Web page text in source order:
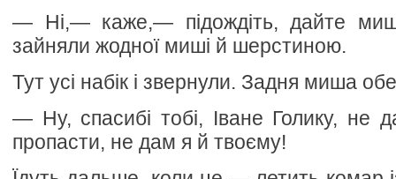
— Ні,— каже,— підождіть, дайте
зайняли жодної миші й шерстиною.
Тут усі набік і звернули. Задня миша
— Ну, спасибі тобі, Іване Голику, не
пропасти, не дам я й твоєму!